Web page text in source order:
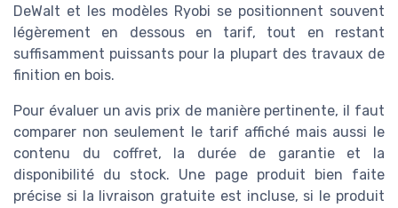
DeWalt et les modèles Ryobi se positionnent souvent
légèrement en dessous en tarif, tout en restant
suffisamment puissants pour la plupart des travaux de
finition en bois.
Pour évaluer un avis prix de manière pertinente, il faut
comparer non seulement le tarif affiché mais aussi le
contenu du coffret, la durée de garantie et la
disponibilité du stock. Une page produit bien faite
précise si la livraison gratuite est incluse, si le produit